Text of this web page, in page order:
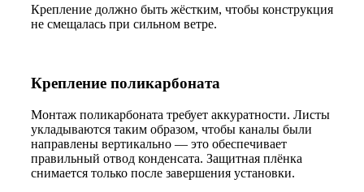
Крепление должно быть жёстким, чтобы конструкция
не смещалась при сильном ветре.
Крепление поликарбоната
Монтаж поликарбоната требует аккуратности. Листы
укладываются таким образом, чтобы каналы были
направлены вертикально — это обеспечивает
правильный отвод конденсата. Защитная плёнка
снимается только после завершения установки.